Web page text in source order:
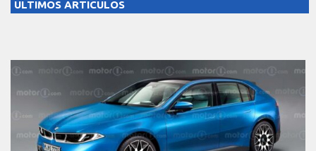
ULTIMOS ARTICULOS